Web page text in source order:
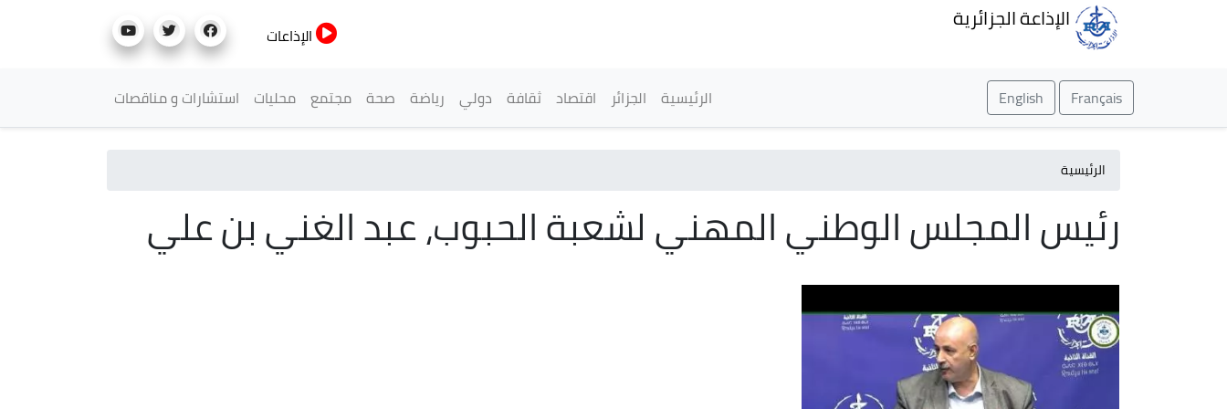
الإذاعة الجزائرية
الإذاعات
Français
English القائمة الرئيسية
الرئيسية الجزائر اقتصاد ثقافة دولي رياضة صحة مجتمع محليات استشارات و مناقصات
الرئيسية
رئيس المجلس الوطني المهني لشعبة الحبوب، عبد الغني بن علي